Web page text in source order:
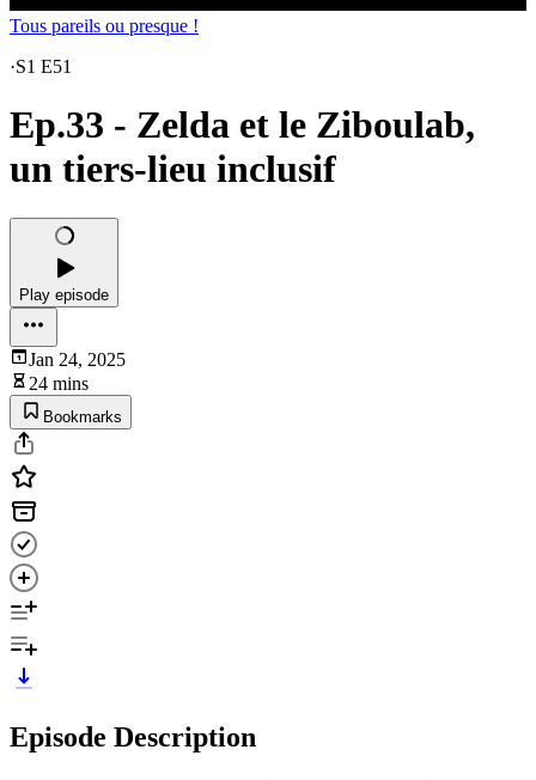
Tous pareils ou presque !
·S1 E51
Ep.33 - Zelda et le Ziboulab,
un tiers-lieu inclusif
Play episode
Jan 24, 2025
24 mins
Bookmarks
Episode Description